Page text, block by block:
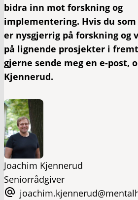
bidra inn mot forskning og
implementering. Hvis du
er nysgjerrig på forskning og
på lignende prosjekter i
gjerne sende meg en e-post,
Kjennerud.
Joachim Kjennerud
Seniorrådgiver